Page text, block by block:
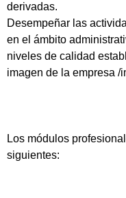
derivadas.
Desempeñar las
en el ámbito
niveles de calidad
imagen de la empresa /
Los módulos
siguientes: